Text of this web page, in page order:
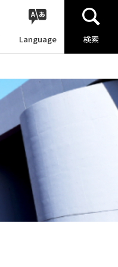
Language 検索